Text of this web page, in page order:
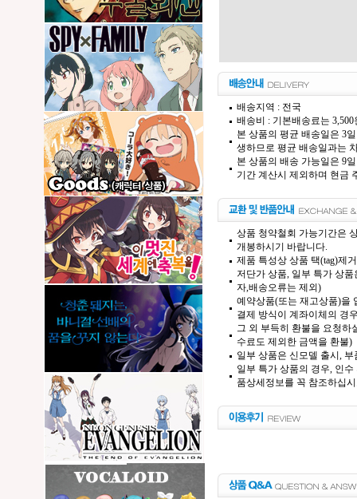
배송지역 : 전국
배송비 : 기본배송료는
본 상품의 평균 배송일은 3
생하므로 평균 배송일과는
본 상품의 배송 가능일은 9
기간 계산시 제외하며 현금
상품 청약철회 가능기간은
개봉하시기 바랍니다.
제품 특성상 상품 택(tag)제
저단가 상품, 일부 특가 상
자,배송오류는 제외)
예약상품(또는 재고상품)을
결제 방식이 계좌이체의 경
그 외 부득히 환불을 요청하
수료도 제외한 금액을 환불)
일부 상품은 신모델 출시,
일부 특가 상품의 경우, 인
품상세정보를 꼭 참조하십